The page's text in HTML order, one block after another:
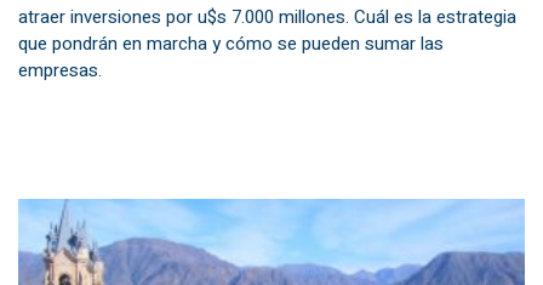
atraer inversiones por u$s 7.000 millones. Cuál es la estrategia
que pondrán en marcha y cómo se pueden sumar las
empresas.